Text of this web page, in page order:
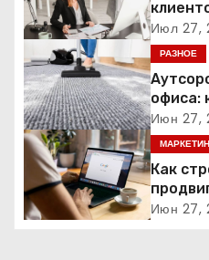
з
а
п
и
с
я
если у
Июл 27,
РАЗНОЕ
офиса:
время и
Июн 27,
Как
Июн 27,